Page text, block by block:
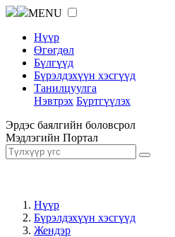
MENU
Нүүр
Өгөгдөл
Бүлгүүд
Бүрэлдэхүүн хэсгүүд
Танилцуулга
Нэвтрэх Бүртгүүлэх
Эрдэс баялгийн боловсрол
Мэдлэгийн Портал
Нүүр
Бүрэлдэхүүн хэсгүүд
Жендэр